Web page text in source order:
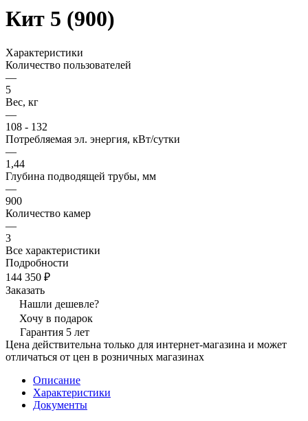
Кит 5 (900)
Характеристики
Количество пользователей
—
5
Вес, кг
—
108 - 132
Потребляемая эл. энергия, кВт/сутки
—
1,44
Глубина подводящей трубы, мм
—
900
Количество камер
—
3
Все характеристики
Подробности
144 350 ₽
Заказать
Нашли дешевле?
Хочу в подарок
Гарантия 5 лет
Цена действительна только для интернет-магазина и может
отличаться от цен в розничных магазинах
Описание
Характеристики
Документы